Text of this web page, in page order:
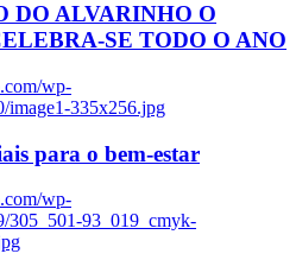
DO ALVARINHO O
SE TODO O ANO
wp-
image1-335x256.jpg
para o bem-estar
wp-
305_501-93_019_cmyk-